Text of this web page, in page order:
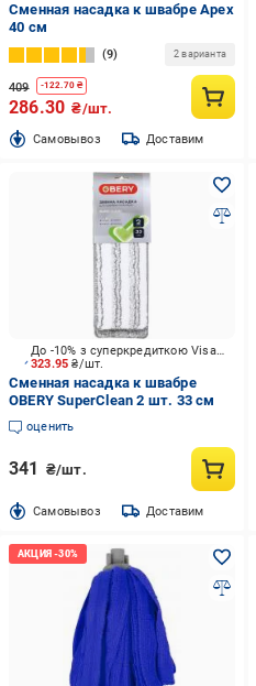
Сменная насадка к швабре Apex
40 см
9 2 варианта
409 -122.70 ₴
286.30 ₴/шт.
Cамовывоз Доставим
323.95₴/шт.
До -10% з суперкредиткою Visa Вигода
Сменная насадка к швабре
OBERY SuperClean 2 шт. 33 см
оценить
341 ₴/шт.
Cамовывоз Доставим